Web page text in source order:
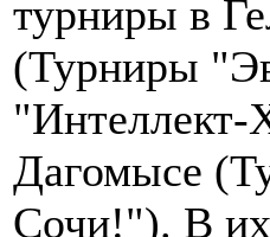
турниры в
(Турниры
Дагомысе
Сочи!"). В